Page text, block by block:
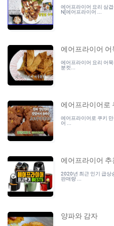
에어프라이어 요리 삼겹
N[에어프라이어 ...
에어프라이어
에어프라이어 요리 어
분컷...
에어프라이어로
에어프라이어로 쿠키
어 ...
에어프라이어 추
2020년 최근 인기 급상
판매량 ...
양파와 감자